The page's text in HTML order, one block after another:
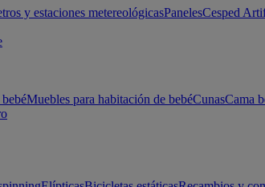
y estaciones metereológicasPanelesCesped
Muebles para habitación de bebéCunasCama